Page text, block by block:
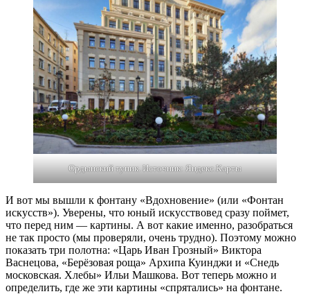
Ордынский тупик. Источник: Яндекс.Карты
И вот мы вышли к фонтану «Вдохновение» (или «Фонтан
искусств»). Уверены, что юный искусствовед сразу поймет,
что перед ним — картины. А вот какие именно, разобраться
не так просто (мы проверяли, очень трудно). Поэтому можно
показать три полотна: «Царь Иван Грозный» Виктора
Васнецова, «Берёзовая роща» Архипа Куинджи и «Снедь
московская. Хлебы» Ильи Машкова. Вот теперь можно и
определить, где же эти картины «спрятались» на фонтане.